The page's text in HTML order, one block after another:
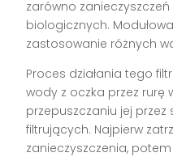
zarówno
biologicznych.
zastosowanie różnych
Proces działania tego
wody z oczka przez rurę
przepuszczaniu jej przez
filtrujących. Najpierw
zanieczyszczenia,